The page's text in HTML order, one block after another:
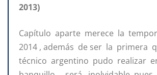
2013)
Capítulo aparte merece la
2014 , además de ser la primera
técnico argentino pudo realizar